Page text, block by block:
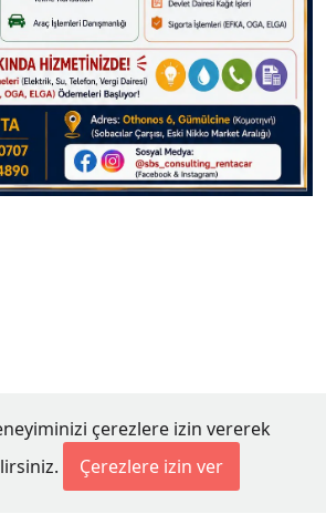
çerezlere izin vererek
Çerezlere izin ver